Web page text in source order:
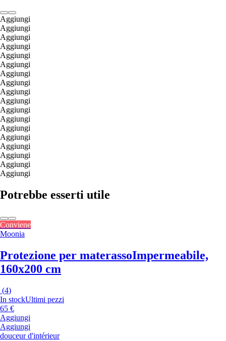
Aggiungi
Aggiungi
Aggiungi
Aggiungi
Aggiungi
Aggiungi
Aggiungi
Aggiungi
Aggiungi
Aggiungi
Aggiungi
Aggiungi
Aggiungi
Aggiungi
Aggiungi
Aggiungi
Aggiungi
Aggiungi
Potrebbe esserti utile
Conviene
Moonia
Protezione per materassoImpermeabile,
160x200 cm
(4)
In stockUltimi pezzi
65 €
Aggiungi
Aggiungi
douceur d'intérieur